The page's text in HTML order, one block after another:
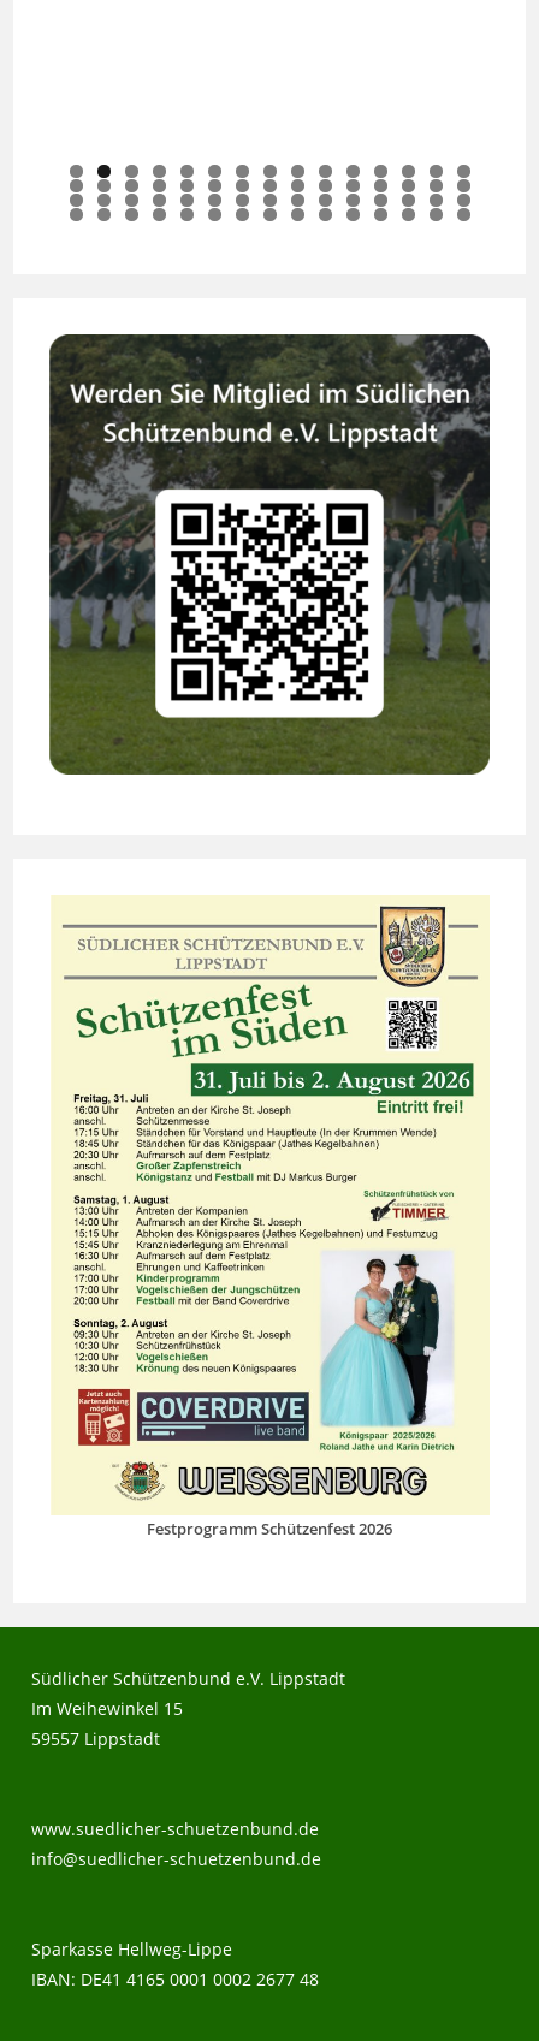
0 1 2 3 4 5
6 7 8 9 0 1 2 3 4 5 6 7 8 9 0
1 2 3 4 5 6 7 8 9 0 1 2 3 4 5
6 7 8 9 0 1 2 3 4 5 6 7 8 9 0
Festprogramm Schützenfest 2026
Südlicher Schützenbund e.V. Lippstadt
Im Weihewinkel 15
59557 Lippstadt
www.suedlicher-schuetzenbund.de
info@suedlicher-schuetzenbund.de
Sparkasse Hellweg-Lippe
IBAN: DE41 4165 0001 0002 2677 48